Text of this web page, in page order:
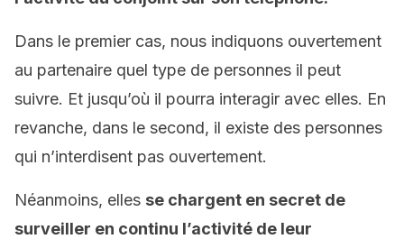
Dans le premier cas, nous indiquons ouvertement
au partenaire quel type de personnes il peut
suivre. Et jusqu’où il pourra interagir avec elles. En
revanche, dans le second, il existe des personnes
qui n’interdisent pas ouvertement.
Néanmoins, elles se chargent en secret de
surveiller en continu l’activité de leur